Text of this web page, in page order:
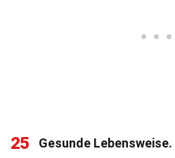
25 Gesunde Lebensweise.